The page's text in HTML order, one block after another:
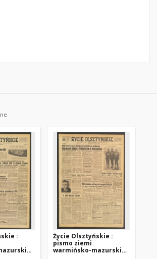
:
Życie Olsztyńskie :
pismo ziemi
warmińsko-mazurskiej,